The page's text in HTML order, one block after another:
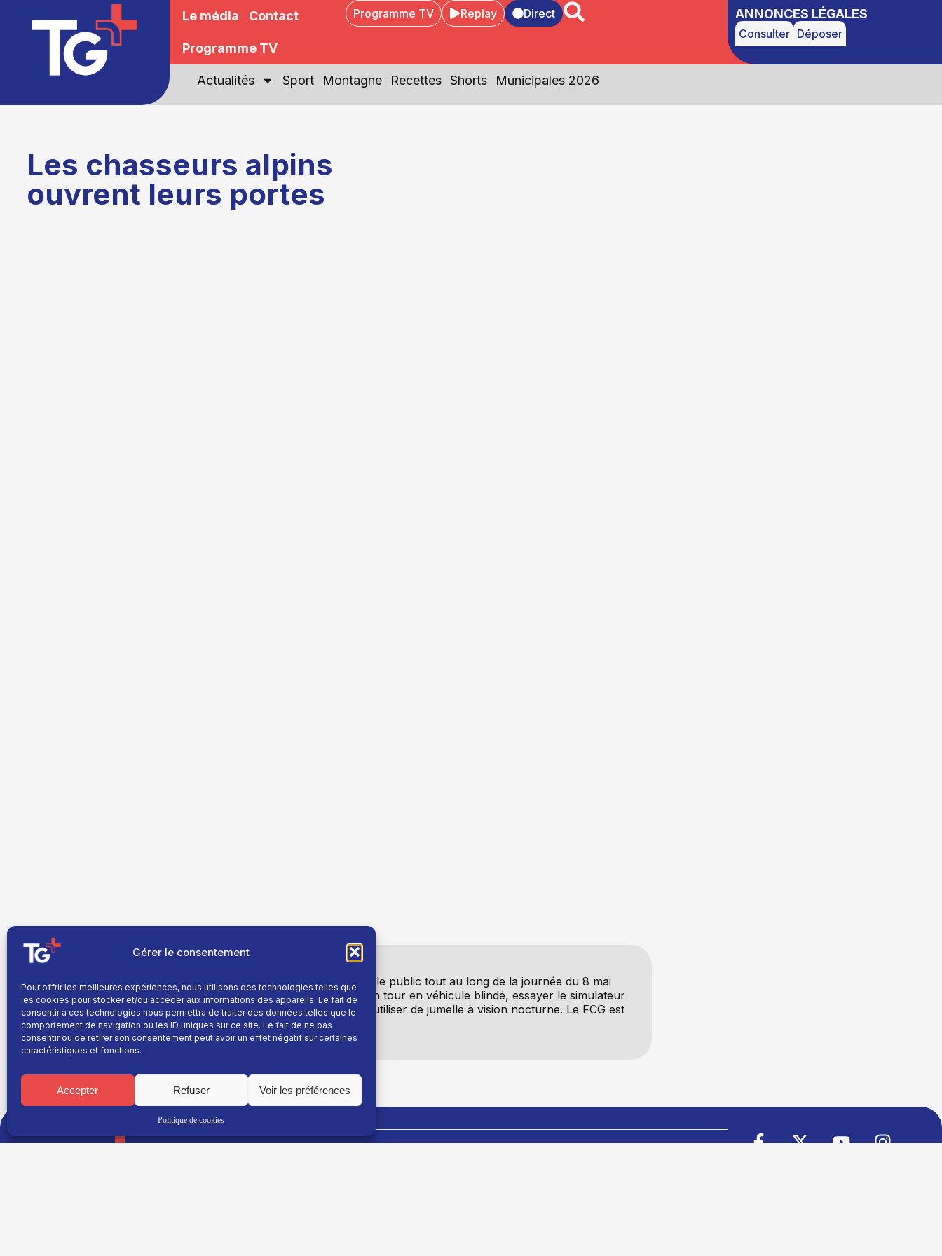
Gérer le consentement
Pour offrir les meilleures expériences, nous utilisons des technologies telles que
les cookies pour stocker et/ou accéder aux informations des appareils. Le fait de
consentir à ces technologies nous permettra de traiter des données telles que le
comportement de navigation ou les ID uniques sur ce site. Le fait de ne pas
consentir ou de retirer son consentement peut avoir un effet négatif sur certaines
caractéristiques et fonctions.
Accepter Refuser Voir les préférences
Politique de cookies
Le média Contact
Programme TV
Programme TV Replay Direct ANNONCES LÉGALES
Consulter Déposer
Actualités Sport Montagne Recettes Shorts Municipales 2026
Les chasseurs alpins
ouvrent leurs portes
Le 7ème bataillon des chasseurs alpins basé à Varces accueille le public tout au long de la journée du 8 mai
pour faire découvrir ses activités. Les visiteurs pourront faire un tour en véhicule blindé, essayer le simulateur
de tir laser, se tester sur un parcours parcours commando ou utiliser de jumelle à vision nocturne. Le FCG est
le parrain de cette journée sportive, festive et mémorielle.
TNT : Canal 38 BOX : 30